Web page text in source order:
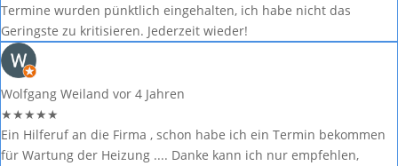
Termine wurden pünktlich eingehalten, ich habe nicht das
Geringste zu kritisieren. Jederzeit wieder!
Wolfgang Weiland vor 4 Jahren
★★★★★
Ein Hilferuf an die Firma , schon habe ich ein Termin bekommen
für Wartung der Heizung .... Danke kann ich nur empfehlen,